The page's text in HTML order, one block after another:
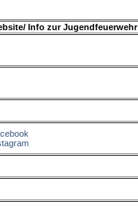
Info zur Jugendfeuerwehr